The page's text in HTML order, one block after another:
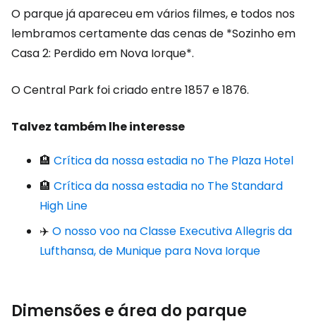
O parque já apareceu em vários filmes, e todos nos
lembramos certamente das cenas de *Sozinho em
Casa 2: Perdido em Nova Iorque*.
O Central Park foi criado entre 1857 e 1876.
Talvez também lhe interesse
🏨 Crítica da nossa estadia no The Plaza Hotel
🏨 Crítica da nossa estadia no The Standard
High Line
✈️ O nosso voo na Classe Executiva Allegris da
Lufthansa, de Munique para Nova Iorque
Dimensões e área do parque